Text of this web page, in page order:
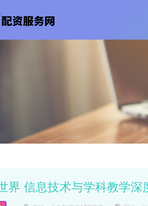
界 信息技术与学科教学